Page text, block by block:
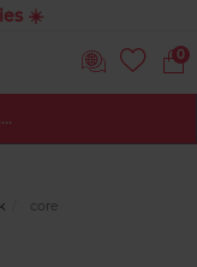
☀️
0
core